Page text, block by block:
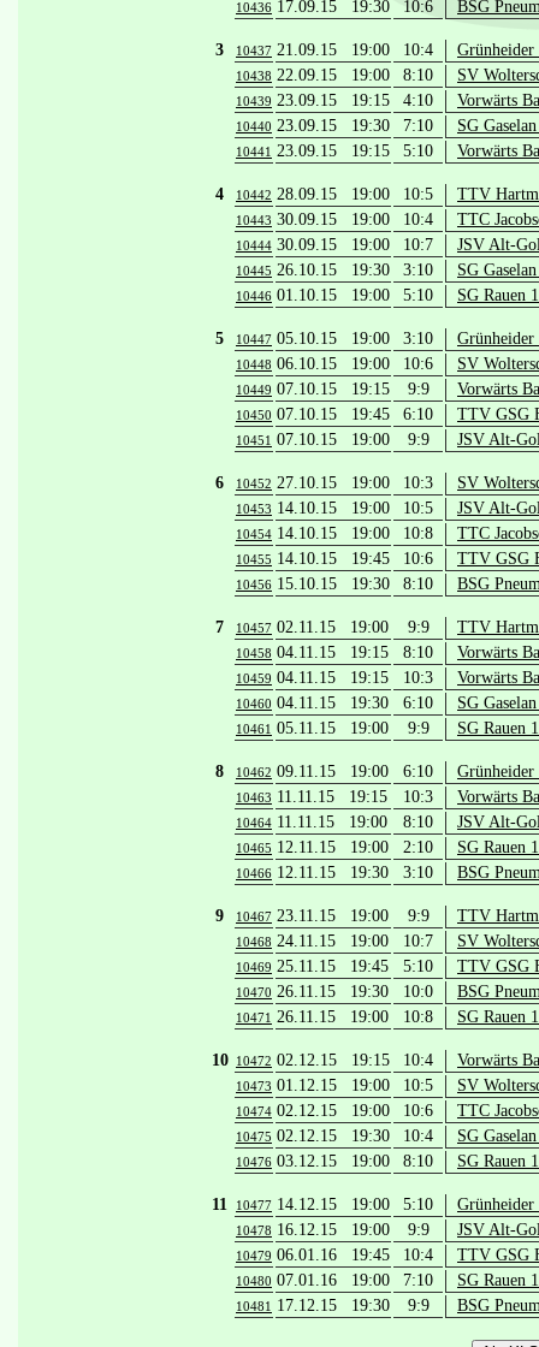
10436 17.09.15 19:30 10:6 BSG
3 10437 21.09.15 19:00 10:4
10438 22.09.15 19:00 8:10 SV
10439 23.09.15 19:15 4:10 Vorwärts
10440 23.09.15 19:30 7:10 SG
10441 23.09.15 19:15 5:10 Vorwärts
4 10442 28.09.15 19:00 10:5 TTV
10443 30.09.15 19:00 10:4 TTC
10444 30.09.15 19:00 10:7 JSV Alt-
10445 26.10.15 19:30 3:10 SG
10446 01.10.15 19:00 5:10 SG Rauen
5 10447 05.10.15 19:00 3:10
10448 06.10.15 19:00 10:6 SV
10449 07.10.15 19:15 9:9 Vorwärts
10450 07.10.15 19:45 6:10 TTV GSG
10451 07.10.15 19:00 9:9 JSV Alt-
6 10452 27.10.15 19:00 10:3 SV
10453 14.10.15 19:00 10:5 JSV Alt-
10454 14.10.15 19:00 10:8 TTC
10455 14.10.15 19:45 10:6 TTV GSG
10456 15.10.15 19:30 8:10 BSG
7 10457 02.11.15 19:00 9:9 TTV
10458 04.11.15 19:15 8:10 Vorwärts
10459 04.11.15 19:15 10:3 Vorwärts
10460 04.11.15 19:30 6:10 SG
10461 05.11.15 19:00 9:9 SG Rauen
8 10462 09.11.15 19:00 6:10
10463 11.11.15 19:15 10:3 Vorwärts
10464 11.11.15 19:00 8:10 JSV Alt-
10465 12.11.15 19:00 2:10 SG Rauen
10466 12.11.15 19:30 3:10 BSG
9 10467 23.11.15 19:00 9:9 TTV
10468 24.11.15 19:00 10:7 SV
10469 25.11.15 19:45 5:10 TTV GSG
10470 26.11.15 19:30 10:0 BSG
10471 26.11.15 19:00 10:8 SG Rauen
10 10472 02.12.15 19:15 10:4 Vorwärts
10473 01.12.15 19:00 10:5 SV
10474 02.12.15 19:00 10:6 TTC
10475 02.12.15 19:30 10:4 SG
10476 03.12.15 19:00 8:10 SG Rauen
11 10477 14.12.15 19:00 5:10
10478 16.12.15 19:00 9:9 JSV Alt-
10479 06.01.16 19:45 10:4 TTV GSG
10480 07.01.16 19:00 7:10 SG Rauen
10481 17.12.15 19:30 9:9 BSG